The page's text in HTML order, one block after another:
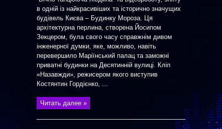
в одній із найкрасивіших та історично значущих
будівель Києва – Будинку Мороза. Ця
архітектурна перлина, створена Йосипом
Зекцером, була свого часу справжнім дивом
інженерної думки, яке, можливо, навіть
перевершило Маріїнський палац та заможні
приватні будинки на Десятинній вулиці. Кліп
«Назавжди», режисером якого виступив
Костянтин Гордієнко, ...
Читать далее »